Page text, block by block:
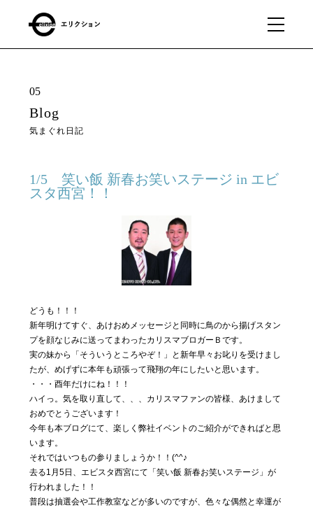
01
business
私たちの事業
03 About
私たちに
ついて
04 Blog
気まぐ
れ日記
05 Contact
お問い合わ
せ
05
Blog
気まぐれ日記
1/5 笑い飯 新春お笑いステージ in エビ
スタ西宮！！
どうも！！！
新年明けてすぐ、あけおめメッセージと同時に鳥のから揚げスタン
プを顔なじみに送ってまわったカリスマブロガーＢです。
実の妹から「そういうところやぞ！」と新年早々お叱りを受けまし
たが、めげずに本年も頑張って飛翔の年にしたいと思います。
・・・酉年だけにね！！！
ハイっ。気を取り直して、、、カリスマファンの皆様、あけまして
おめでとうございます！
今年も本ブログにて、楽しく弊社イベントのご紹介ができればと思
います。
それではいつもの参りましょうか！！(^^♪
去る1月5日、エビスタ西宮にて「笑い飯 新春お笑いステージ」が
行われました！！
普段は抽選会や工作教室などが多いのですが、色々な偶然と幸運が